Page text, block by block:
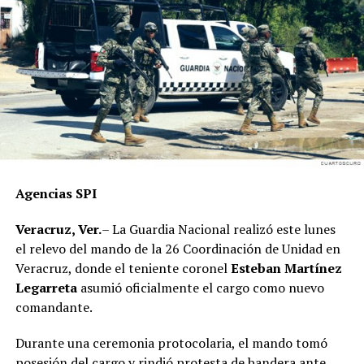
representación del partido en cada región, consolidando
los comités de base y sumando a más ciudadanos a
nuestro proyecto político”, concluyó
Agencias SPI
Veracruz, Ver.– La Guardia Nacional realizó este lunes
el relevo del mando de la 26 Coordinación de Unidad en
Veracruz, donde el teniente coronelEsteban Martínez
Legarretaasumió oficialmente el cargo como nuevo
comandante.
Durante una ceremonia protocolaria, el mando tomó